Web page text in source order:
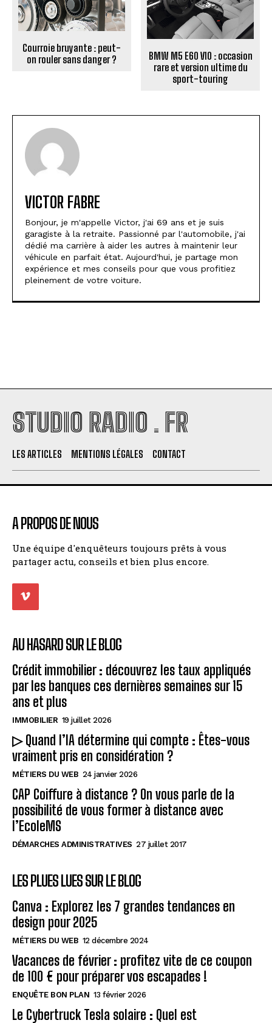
Courroie bruyante : peut-
on rouler sans danger ?
BMW M5 E60 V10 : occasion
rare et version ultime du
sport-touring
VICTOR FABRE
Bonjour, je m'appelle Victor, j'ai 69 ans et je suis
garagiste à la retraite. Passionné par l'automobile, j'ai
dédié ma carrière à aider les autres à maintenir leur
véhicule en parfait état. Aujourd'hui, je partage mon
expérience et mes conseils pour que vous profitiez
pleinement de votre voiture.
STUDIO RADIO . FR
LES ARTICLES MENTIONS LÉGALES CONTACT
A PROPOS DE NOUS
Une équipe d'enquêteurs toujours prêts à vous
partager actu, conseils et bien plus encore.
AU HASARD SUR LE BLOG
Crédit immobilier : découvrez les taux appliqués
par les banques ces dernières semaines sur 15
ans et plus
IMMOBILIER 19 juillet 2026
▷ Quand l’IA détermine qui compte : Êtes-vous
vraiment pris en considération ?
MÉTIERS DU WEB 24 janvier 2026
CAP Coiffure à distance ? On vous parle de la
possibilité de vous former à distance avec
l’EcoleMS
DÉMARCHES ADMINISTRATIVES 27 juillet 2017
LES PLUES LUES SUR LE BLOG
Canva : Explorez les 7 grandes tendances en
design pour 2025
MÉTIERS DU WEB 12 décembre 2024
Vacances de février : profitez vite de ce coupon
de 100 € pour préparer vos escapades !
ENQUÊTE BON PLAN 13 février 2026
Le Cybertruck Tesla solaire : Quel est